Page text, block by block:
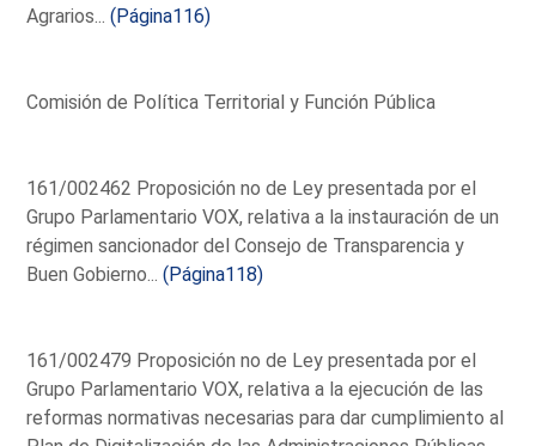
Agrarios...(Página116)
Comisión de Política Territorial y Función Pública
161/002462 Proposición no de Ley presentada por el
Grupo Parlamentario VOX, relativa a la instauración de un
régimen sancionador del Consejo de Transparencia y
Buen Gobierno...(Página118)
161/002479 Proposición no de Ley presentada por el
Grupo Parlamentario VOX, relativa a la ejecución de las
reformas normativas necesarias para dar cumplimiento al